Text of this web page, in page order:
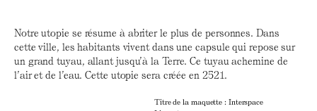
Notre utopie se résume à abriter le plus de personnes. Dans
cette ville, les habitants vivent dans une capsule qui repose sur
un grand tuyau, allant jusqu’à la Terre. Ce tuyau achemine de
l’air et de l’eau. Cette utopie sera créée en 2521.
Titre de la maquette : Interspace